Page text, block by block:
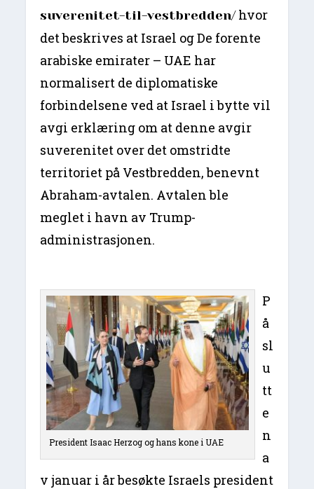
suverenitet-til-vestbredden/hvor
det beskrives at Israel og De forente
arabiske emirater – UAE har
normalisert de diplomatiske
forbindelsene ved at Israel i bytte vil
avgi erklæring om at denne avgir
suverenitet over det omstridte
territoriet på Vestbredden, benevnt
Abraham-avtalen. Avtalen ble
meglet i havn av Trump-
administrasjonen.
President Isaac Herzog og hans kone i UAE
P
å
sl
u
tt
e
n
a
v januar i år besøkte Israels president